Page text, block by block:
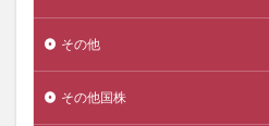
その他
その他国株